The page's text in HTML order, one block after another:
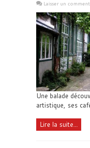
Laisser un
Une balade
artistique, ses
Lire la suite...